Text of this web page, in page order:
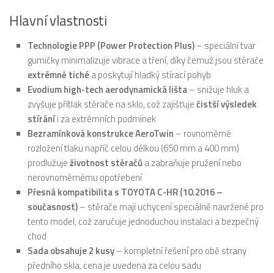
Hlavní vlastnosti
Technologie PPP (Power Protection Plus)– speciální tvar
gumičky minimalizuje vibrace a tření, díky čemuž jsou stěrače
extrémně tichéa poskytují hladký stírací pohyb
Evodium high-tech aerodynamická lišta– snižuje hluk a
zvyšuje přítlak stěrače na sklo, což zajišťuječistší výsledek
stíráníi za extrémních podmínek
Bezramínková konstrukce AeroTwin – rovnoměrné
rozložení tlaku napříč celou délkou (650 mm a 400 mm)
prodlužuježivotnost stěračůa zabraňuje pružení nebo
nerovnoměrnému opotřebení
Přesná kompatibilita s TOYOTA C-HR (10.2016 –
současnost)– stěrače mají uchycení speciálně navržené pro
tento model, což zaručuje jednoduchou instalaci a bezpečný
chod
Sada obsahuje 2 kusy– kompletní řešení pro obě strany
předního skla, cena je uvedena za celou sadu